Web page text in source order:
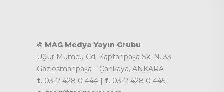
© MAG Medya Yayın Grubu
Uğur Mumcu Cd. Kaptanpaşa Sk. N. 33
Gaziosmanpaşa – Çankaya, ANKARA
t. 0312 428 0 444 | f. 0312 428 0 445